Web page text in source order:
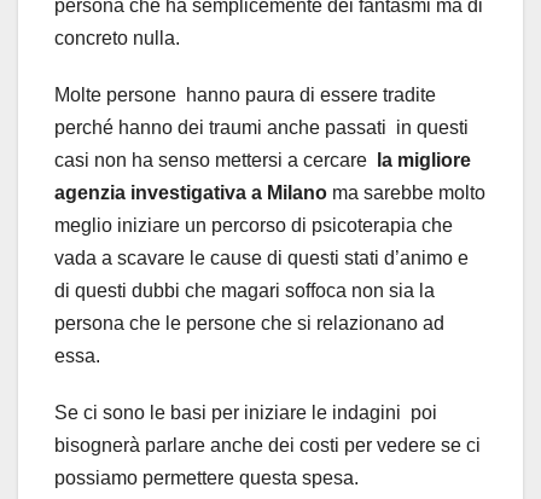
persona che ha semplicemente dei fantasmi ma di
concreto nulla.
Molte persone hanno paura di essere tradite
perché hanno dei traumi anche passati in questi
casi non ha senso mettersi a cercare
la migliore
agenzia investigativa a Milano ma sarebbe molto
meglio iniziare un percorso di psicoterapia che
vada a scavare le cause di questi stati d’animo e
di questi dubbi che magari soffoca non sia la
persona che le persone che si relazionano ad
essa.
Se ci sono le basi per iniziare le indagini poi
bisognerà parlare anche dei costi per vedere se ci
possiamo permettere questa spesa.